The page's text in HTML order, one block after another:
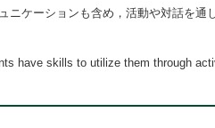
ニケーションも含め，活動や対話を通
have skills to utilize them through